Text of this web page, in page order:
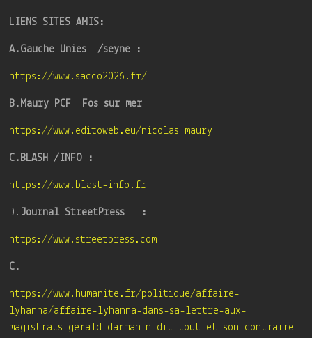
LIENS SITES AMIS:
A.Gauche Unies /seyne :
https://www.sacco2026.fr/
B.Maury PCF Fos sur mer
https://www.editoweb.eu/nicolas_maury
C.BLASH /INFO :
https://www.blast-info.fr
D. Journal StreetPress :
https://www.streetpress.com
C.
https://www.humanite.fr/politique/affaire-
lyhanna/affaire-lyhanna-dans-sa-lettre-aux-
magistrats-gerald-darmanin-dit-tout-et-son-contraire-